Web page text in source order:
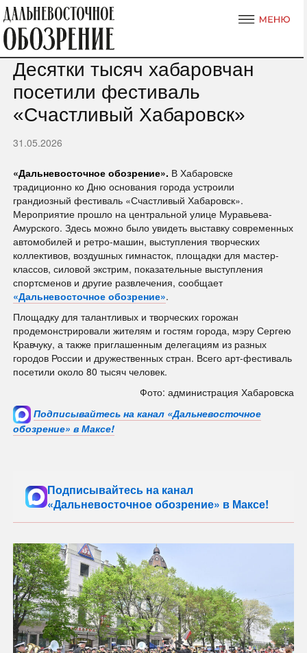
Десятки тысяч хабаровчан
посетили фестиваль
«Счастливый Хабаровск»
31.05.2026
«Дальневосточное обозрение». В Хабаровске
традиционно ко Дню основания города устроили
грандиозный фестиваль «Счастливый Хабаровск».
Мероприятие прошло на центральной улице Муравьева-
Амурского. Здесь можно было увидеть выставку современных
автомобилей и ретро-машин, выступления творческих
коллективов, воздушных гимнасток, площадки для мастер-
классов, силовой экстрим, показательные выступления
спортсменов и другие развлечения, сообщает
«Дальневосточное обозрение».
Площадку для талантливых и творческих горожан
продемонстрировали жителям и гостям города, мэру Сергею
Кравчуку, а также приглашенным делегациям из разных
городов России и дружественных стран. Всего арт-фестиваль
посетили около 80 тысяч человек.
Фото: администрация Хабаровска
Подписывайтесь на канал «Дальневосточное
обозрение» в Максе!
Подписывайтесь на канал
«Дальневосточное обозрение» в Максе!